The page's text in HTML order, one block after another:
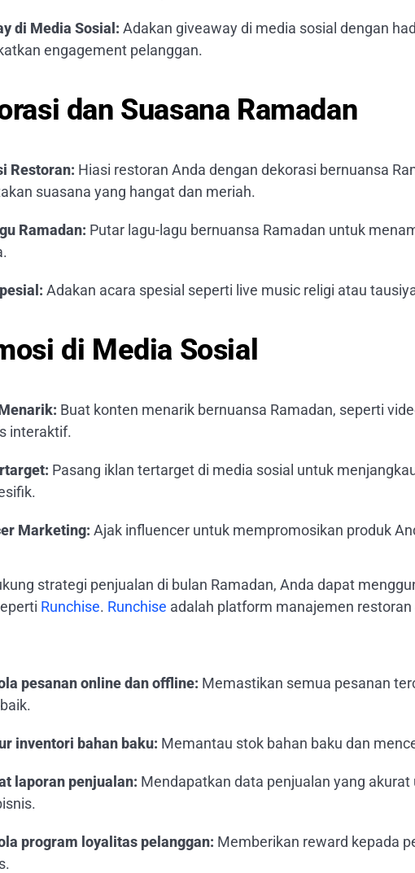
di Media Sosial: Adakan giveaway di media sosial dengan
engagement pelanggan.
dan Suasana Ramadan
Restoran: Hiasi restoran Anda dengan dekorasi bernuansa
suasana yang hangat dan meriah.
Ramadan: Putar lagu-lagu bernuansa Ramadan untuk
Adakan acara spesial seperti live music religi atau
di Media Sosial
Buat konten menarik bernuansa Ramadan, seperti
interaktif.
Pasang iklan tertarget di media sosial untuk
Marketing: Ajak influencer untuk mempromosikan produk
strategi penjualan di bulan Ramadan, Anda dapat
Runchise. Runchise adalah platform manajemen
pesanan online dan offline: Memastikan semua pesanan
inventori bahan baku: Memantau stok bahan baku dan
laporan penjualan: Mendapatkan data penjualan yang
program loyalitas pelanggan: Memberikan reward kepada